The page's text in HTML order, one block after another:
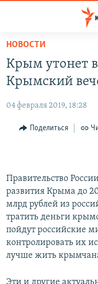
Вернуться
основному
содержанию
Вернутся
навигации
СПЕЦПРОЕКТЫ
КАРТА ВОЕННЫХ
11 ЛЕТ ОККУПАЦИИ
ВОДА
ИСТОРИЯ
ЕЩЕ
ТЕЛЕПРОЕКТ
СОВЕТЫ
ПРОПАВШИЕ БЕЗ ВЕСТИ
ПОБЕДИТЕЛЕЙ НЕ СУДЯТ?
КРЫМ.НЕПОКОРЕННЫЙ
Українською
Qırımtatar
НОВОСТИ
Крым утонет в
Крымский
04 февраля 2019, 18:28
Поделиться
Правительство
развития Крыма до
млрд рублей из
тратить деньги
пойдут российские
контролировать их
лучше жить